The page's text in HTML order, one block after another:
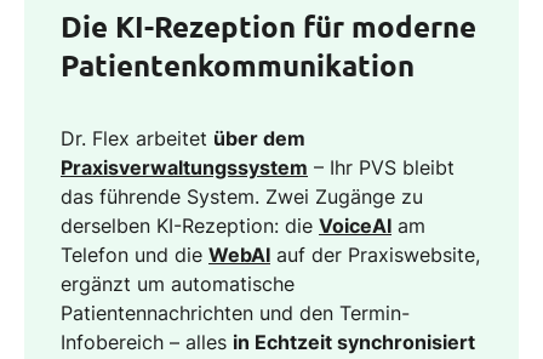
Die KI-Rezeption für moderne
Patientenkommunikation
Dr. Flex arbeitet über dem
Praxisverwaltungssystem – Ihr PVS bleibt
das führende System. Zwei Zugänge zu
derselben KI-Rezeption: die VoiceAI am
Telefon und die WebAI auf der Praxiswebsite,
ergänzt um automatische
Patientennachrichten und den Termin-
Infobereich – alles in Echtzeit synchronisiert